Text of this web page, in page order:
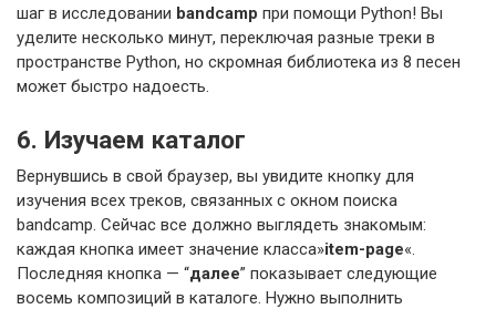
шаг в исследовании bandcamp при помощи Python! Вы
уделите несколько минут, переключая разные треки в
пространстве Python, но скромная библиотека из 8 песен
может быстро надоесть.
6. Изучаем каталог
Вернувшись в свой браузер, вы увидите кнопку для
изучения всех треков, связанных с окном поиска
bandcamp. Сейчас все должно выглядеть знакомым:
каждая кнопка имеет значение класса»item-page«.
Последняя кнопка — “далее” показывает следующие
восемь композиций в каталоге. Нужно выполнить